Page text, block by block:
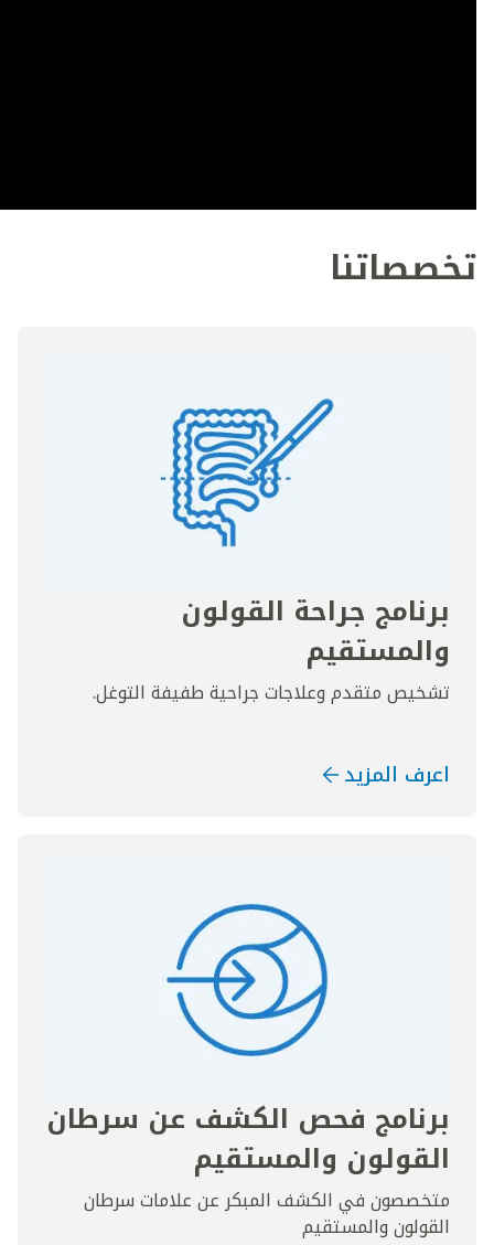
تخصصاتنا
برنامج جراحة القولون
والمستقيم
تشخيص متقدم وعلاجات جراحية طفيفة التوغل.
اعرف المزيد
برنامج فحص الكشف عن سرطان
القولون والمستقيم
متخصصون في الكشف المبكر عن علامات سرطان
القولون والمستقيم